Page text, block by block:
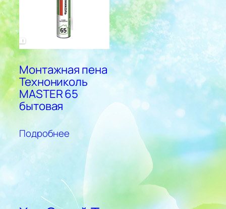
Монтажная пена
Технониколь
MASTER 65
бытовая
Подробнее